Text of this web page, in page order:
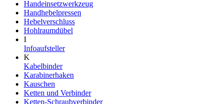
Handeinsetzwerkzeug
Handhebelpressen
Hebelverschluss
Hohlraumdübel
I
Infoaufsteller
K
Kabelbinder
Karabinerhaken
Kauschen
Ketten und Verbinder
Ketten-Schraubverbinder